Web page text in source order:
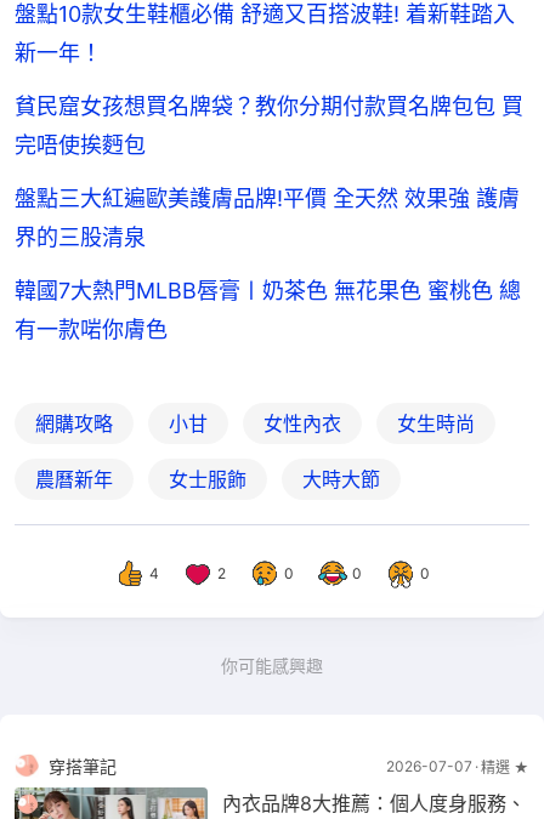
盤點10款女生鞋櫃必備 舒適又百搭波鞋! 着新鞋踏入
新一年！
貧民窟女孩想買名牌袋？教你分期付款買名牌包包 買
完唔使挨麪包
盤點三大紅遍歐美護膚品牌!平價 全天然 效果強 護膚
界的三股清泉
韓國7大熱門MLBB唇膏〡奶茶色 無花果色 蜜桃色 總
有一款啱你膚色
網購攻略 小甘 女性內衣 女生時尚
農曆新年 女士服飾 大時大節
4 2 0 0 0
你可能感興趣
穿搭筆記 2026-07-07 精選 ★
內衣品牌8大推薦：個人度身服務、